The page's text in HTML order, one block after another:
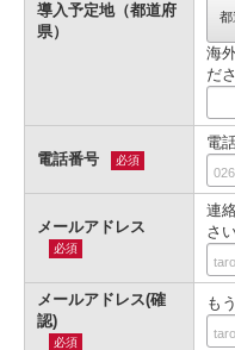
導入予定地（都道府
県）
海
だ
電話番号 必須
電
メールアドレス
必須
連
さい
メールアドレス(確
認)
必須
も